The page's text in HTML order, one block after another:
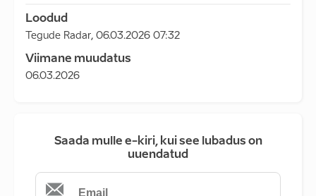
Loodud
Tegude Radar, 06.03.2026 07:32
Viimane muudatus
06.03.2026
Saada mulle e-kiri, kui see lubadus on
uuendatud